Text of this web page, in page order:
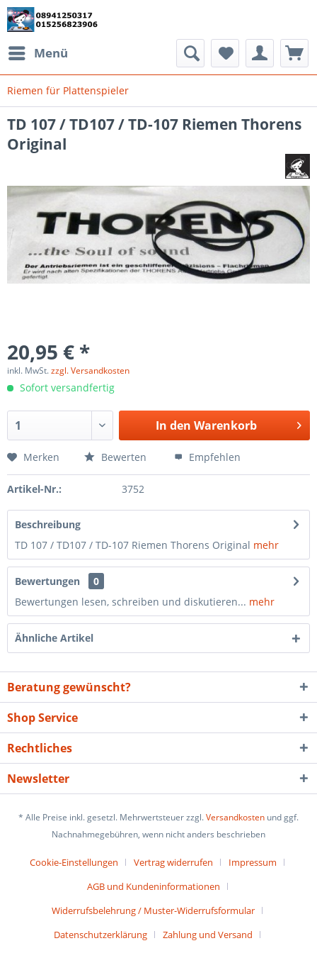
Menü
Riemen für Plattenspieler
TD 107 / TD107 / TD-107 Riemen Thorens
Original
20,95 € *
inkl. MwSt.zzgl. Versandkosten
Sofort versandfertig
In den Warenkorb
Merken Bewerten Empfehlen
Artikel-Nr.: 3752
Beschreibung
TD 107 / TD107 / TD-107 Riemen Thorens Original mehr
Bewertungen
0
Bewertungen lesen, schreiben und diskutieren... mehr
Ähnliche Artikel
Beratung gewünscht?
Shop Service
Rechtliches
Newsletter
* Alle Preise inkl. gesetzl. Mehrwertsteuer zzgl.Versandkosten und ggf.
Nachnahmegebühren, wenn nicht anders beschrieben
Cookie-Einstellungen Vertrag widerrufen
Impressum
AGB und Kundeninformationen
Widerrufsbelehrung / Muster-Widerrufsformular
Datenschutzerklärung
Zahlung und Versand